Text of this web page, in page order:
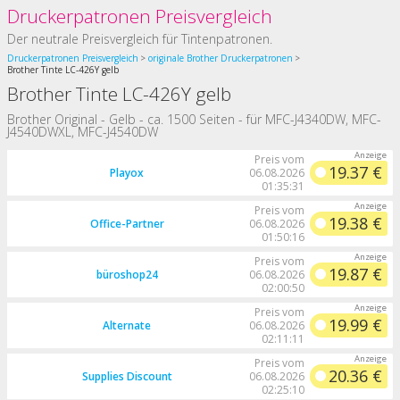
Druckerpatronen Preisvergleich
Der neutrale Preisvergleich für Tintenpatronen.
Druckerpatronen Preisvergleich
originale Brother Druckerpatronen
Brother Tinte LC-426Y gelb
Brother Tinte LC-426Y gelb
Brother Original - Gelb - ca. 1500 Seiten - für MFC-J4340DW, MFC-
J4540DWXL, MFC-J4540DW
Playox
Preis vom
06.08.2026
01:35:31
19.37 €
Office-Partner
Preis vom
06.08.2026
01:50:16
19.38 €
büroshop24
Preis vom
06.08.2026
02:00:50
19.87 €
Alternate
Preis vom
06.08.2026
02:11:11
19.99 €
Supplies Discount
Preis vom
06.08.2026
02:25:10
20.36 €